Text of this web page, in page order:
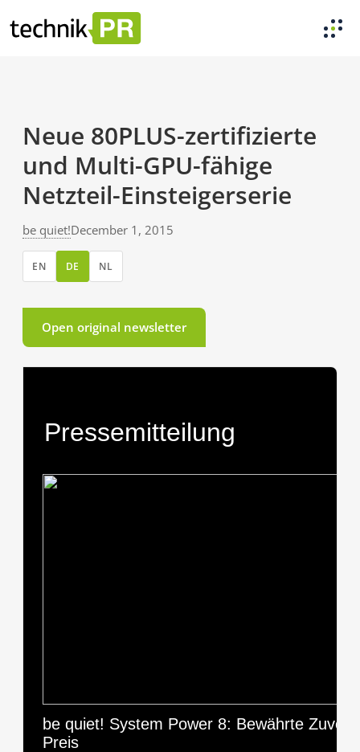
Neue 80PLUS-zertifizierte
und Multi-GPU-fähige
Netzteil-Einsteigerserie
be quiet!December 1, 2015
EN DE NL
Open original newsletter